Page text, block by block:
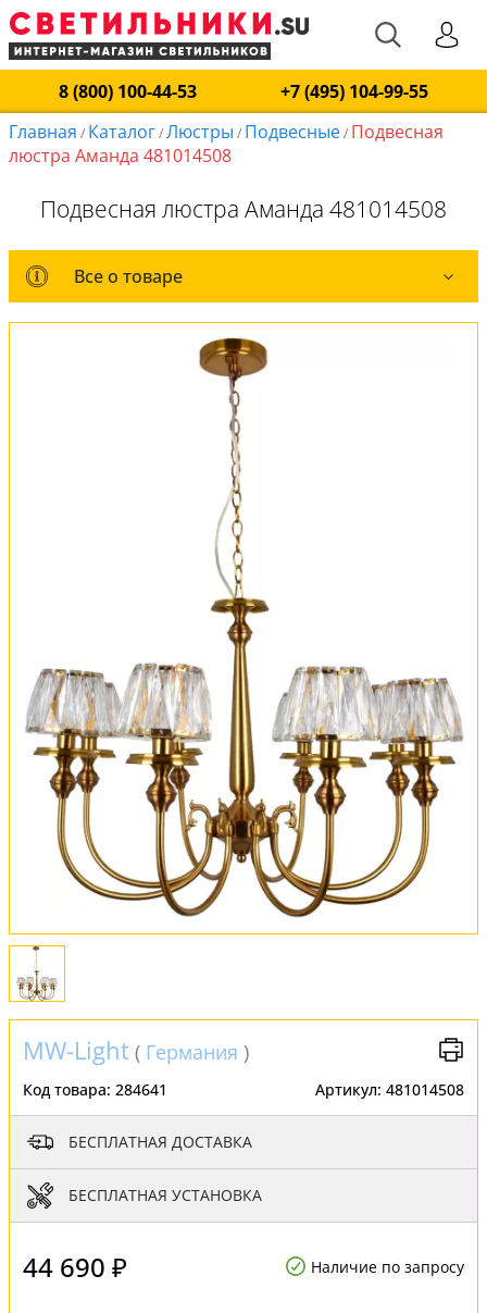
8 (800) 100-44-53
+7 (495) 104-99-55
Главная / Каталог/Люстры / Подвесные/ Подвесная
люстра Аманда 481014508
Подвесная люстра Аманда 481014508
Все о товаре
Все о товаре
Комплект лампочек
Оплата и доставка
Обмен и возврат
Отзывы
MW-Light ( Германия )
Код товара: 284641 Артикул: 481014508
БЕСПЛАТНАЯ ДОСТАВКА
БЕСПЛАТНАЯ УСТАНОВКА
44 690 ₽ Наличие по запросу